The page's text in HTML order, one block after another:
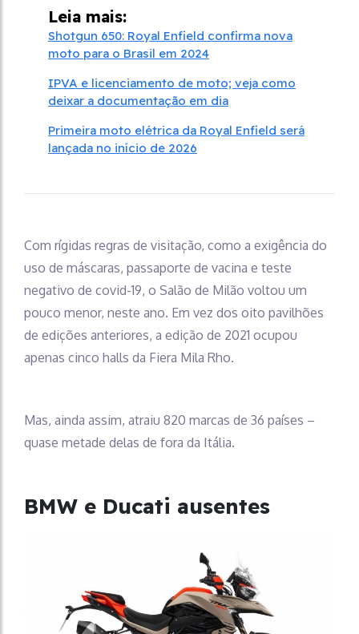
Leia mais:
Shotgun 650: Royal Enfield confirma nova
moto para o Brasil em 2024
IPVA e licenciamento de moto; veja como
deixar a documentação em dia
Primeira moto elétrica da Royal Enfield será
lançada no início de 2026
Com rígidas regras de visitação, como a exigência do
uso de máscaras, passaporte de vacina e teste
negativo de covid-19, o Salão de Milão voltou um
pouco menor, neste ano. Em vez dos oito pavilhões
de edições anteriores, a edição de 2021 ocupou
apenas cinco halls da Fiera Mila Rho.
Mas, ainda assim, atraiu 820 marcas de 36 países –
quase metade delas de fora da Itália.
BMW e Ducati ausentes